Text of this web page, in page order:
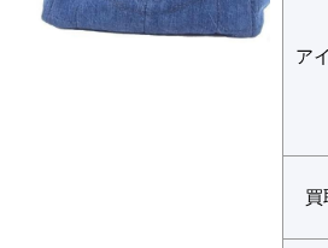
ア
買